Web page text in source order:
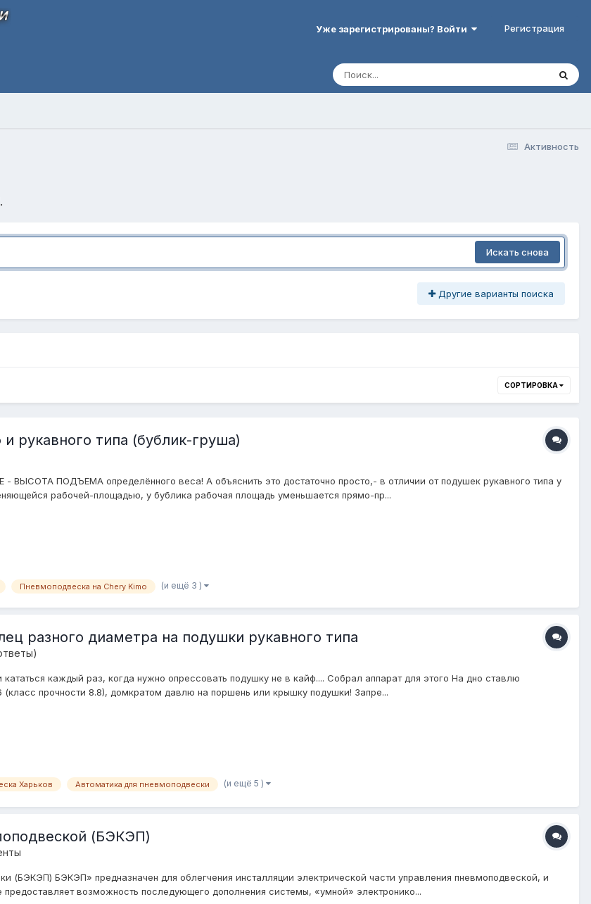
Уже зарегистрированы? Войти Регистрация
Активность
Искать снова
Другие варианты поиска
СОРТИРОВКА
рукавного типа (бублик-груша)
ВЫСОТА ПОДЪЕМА определённого веса! А объяснить это достаточно просто,- в отличии от подушек рукавного типа у
рабочей-площадью, у бублика рабочая площадь уменьшается прямо-пр...
Пневмоподвеска на Chery Kimo (и ещё 3 )
разного диаметра на подушки рукавного типа
каждый раз, когда нужно опрессовать подушку не в кайф.... Собрал аппарат для этого На дно ставлю
прочности 8.8), домкратом давлю на поршень или крышку подушки! Запре...
Харьков Автоматика для пневмоподвески (и ещё 5 )
(БЭКЭП)
(БЭКЭП) БЭКЭП» предназначен для облегчения инсталляции электрической части управления пневмоподвеской, и
возможность последующего дополнения системы, «умной» электронико...